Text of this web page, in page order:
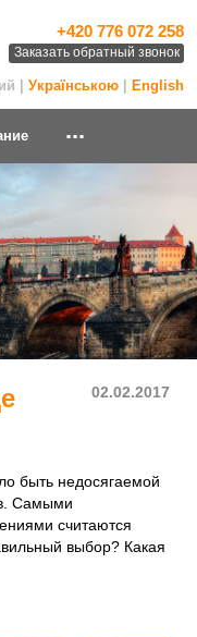
+420 776 072 258
Заказать обратный звонок
| Українською English
...
02.02.2017
быть недосягаемой
Самыми
считаются
выбор? Какая